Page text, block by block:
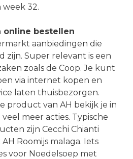
week 32.
online bestellen
aanbiedingen die
zijn. Super relevant is een
zoals de Coop. Je kunt
via internet kopen en
laten thuisbezorgen.
product van AH bekijk je in
meer acties. Typische
zijn Cecchi Chianti
Roomijs malaga. Iets
voor Noedelsoep met